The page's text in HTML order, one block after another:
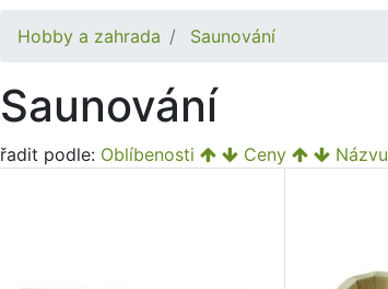
Hobby a zahrada Saunování
Saunování
řadit podle: Oblíbenosti Ceny Názvu